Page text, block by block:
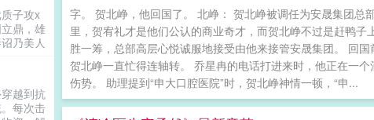
字。 贺北峥，他回国了。 北峥： 贺北峥被调任为安晟集团
里，贺宥礼才是他们公认的商业奇才，而贺北峥不过是赶鸭
胜一筹，总部高层心悦诚服地接受由他来接管安晟集团。 回
贺北峥一直忙得连轴转。 乔星冉的电话打进来时，他正在一
伤势。 助理提到“申大口腔医院”时，贺北峥神情一顿，“申...
子攻x
鼎，雄
乃美人
几渡春
得燕王
知三个
位。自
越到抗
每次击